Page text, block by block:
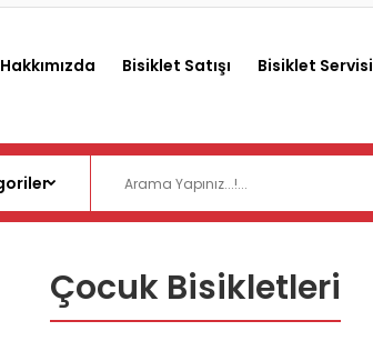
Hakkımızda Bisiklet Satışı Bisiklet Servisi
Çocuk Bisikletleri